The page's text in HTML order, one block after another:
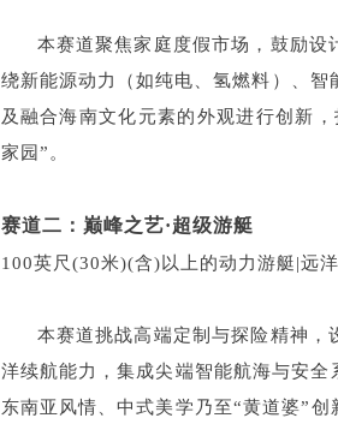
本赛道聚焦家庭度假市场，鼓励
绕新能源动力（如纯电、氢燃料）、
及融合海南文化元素的外观进行创新
家园”。
赛道二：巅峰之艺·超级游艇
100英尺(30米)(含)以上的动力游艇|远
本赛道挑战高端定制与探险精神
洋续航能力，集成尖端智能航海与安
东南亚风情、中式美学乃至“黄道婆”